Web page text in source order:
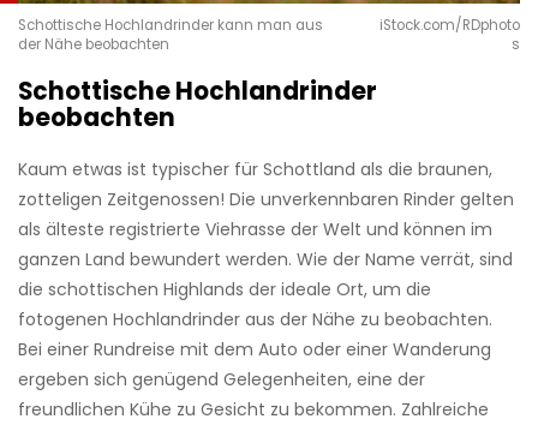
Schottische Hochlandrinder kann man aus
der Nähe beobachten
iStock.com/RDphoto
s
Schottische Hochlandrinder
beobachten
Kaum etwas ist typischer für Schottland als die braunen,
zotteligen Zeitgenossen! Die unverkennbaren Rinder gelten
als älteste registrierte Viehrasse der Welt und können im
ganzen Land bewundert werden. Wie der Name verrät, sind
die schottischen Highlands der ideale Ort, um die
fotogenen Hochlandrinder aus der Nähe zu beobachten.
Bei einer Rundreise mit dem Auto oder einer Wanderung
ergeben sich genügend Gelegenheiten, eine der
freundlichen Kühe zu Gesicht zu bekommen. Zahlreiche